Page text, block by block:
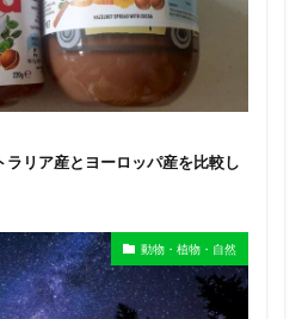
ラリア産とヨーロッパ産を比較し
動物・植物・自然